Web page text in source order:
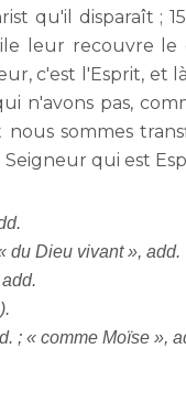
qu'il disparaît ;
leur recouvre
c'est l'Esprit, et
n'avons pas,
sommes
qui est
du Dieu vivant », add.
; « comme Moïse »,